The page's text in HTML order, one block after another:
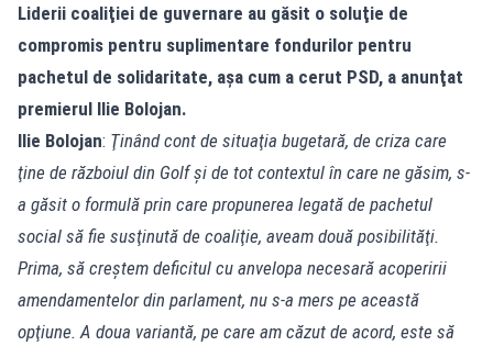
Liderii coaliţiei de guvernare au găsit o soluţie de
compromis pentru suplimentare fondurilor pentru
pachetul de solidaritate, aşa cum a cerut PSD, a anunţat
premierul Ilie Bolojan.
Ilie Bolojan: Ţinând cont de situaţia bugetară, de criza care
ţine de războiul din Golf şi de tot contextul în care ne găsim, s-
a găsit o formulă prin care propunerea legată de pachetul
social să fie susţinută de coaliţie, aveam două posibilităţi.
Prima, să creştem deficitul cu anvelopa necesară acoperirii
amendamentelor din parlament, nu s-a mers pe această
opţiune. A doua variantă, pe care am căzut de acord, este să